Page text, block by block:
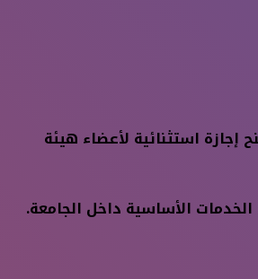
استثنائية لأعضاء هيئة
الأساسية داخل الجامعة.